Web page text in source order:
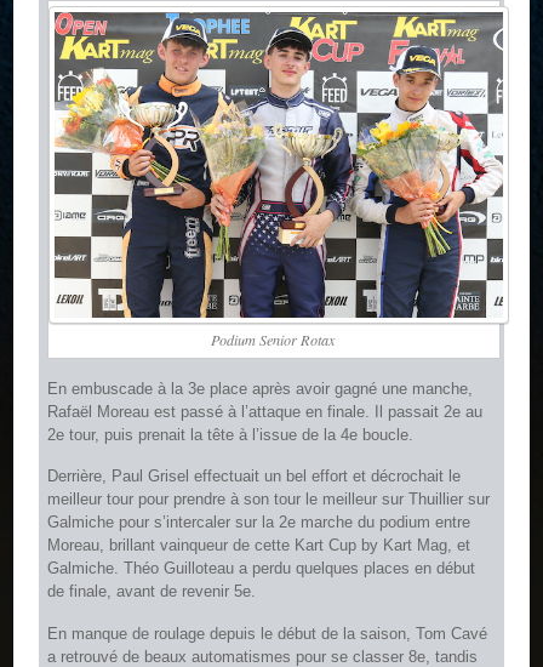
Podium Senior Rotax
En embuscade à la 3e place après avoir gagné une manche,
Rafaël Moreau est passé à l’attaque en finale. Il passait 2e au
2e tour, puis prenait la tête à l’issue de la 4e boucle.
Derrière, Paul Grisel effectuait un bel effort et décrochait le
meilleur tour pour prendre à son tour le meilleur sur Thuillier sur
Galmiche pour s’intercaler sur la 2e marche du podium entre
Moreau, brillant vainqueur de cette Kart Cup by Kart Mag, et
Galmiche. Théo Guilloteau a perdu quelques places en début
de finale, avant de revenir 5e.
En manque de roulage depuis le début de la saison, Tom Cavé
a retrouvé de beaux automatismes pour se classer 8e, tandis